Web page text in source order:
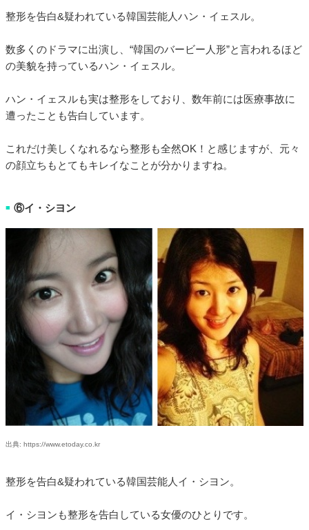
整形を告白&疑われている韓国芸能人ハン・イェスル。
数多くのドラマに出演し、“韓国のバービー人形”と言われるほど
の美貌を持っているハン・イェスル。
ハン・イェスルも実は整形をしており、数年前には医療事故に
遭ったことも告白しています。
これだけ美しくなれるなら整形も全然OK！と感じますが、元々
の顔立ちもとてもキレイなことが分かりますね。
■ ⑥イ・シヨン
出典: https://www.etoday.co.kr
整形を告白&疑われている韓国芸能人イ・シヨン。
イ・シヨンも整形を告白している女優のひとりです。